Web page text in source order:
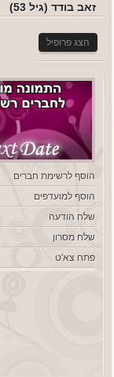
זאב בודד (גיל 53)
הצג פרופיל
הוסף לרשימת חברים
הוסף למועדפים
שלח הודעה
שלח מסרון
פתח צא'ט